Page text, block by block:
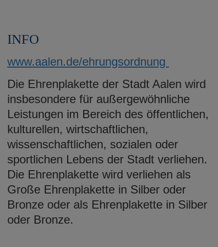
INFO
www.aalen.de/ehrungsordnung
Die Ehrenplakette der Stadt Aalen wird
insbesondere für außergewöhnliche
Leistungen im Bereich des öffentlichen,
kulturellen, wirtschaftlichen,
wissenschaftlichen, sozialen oder
sportlichen Lebens der Stadt verliehen.
Die Ehrenplakette wird verliehen als
Große Ehrenplakette in Silber oder
Bronze oder als Ehrenplakette in Silber
oder Bronze.